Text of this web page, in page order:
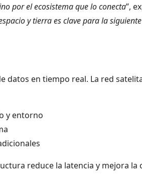
por el ecosistema que lo conecta”,
y tierra es clave para la
datos en tiempo real. La red
y entorno
reduce la latencia y mejora